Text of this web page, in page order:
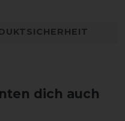
dich auch